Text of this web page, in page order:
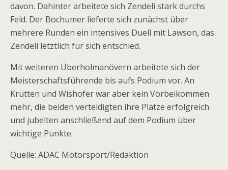
davon. Dahinter arbeitete sich Zendeli stark durchs
Feld. Der Bochumer lieferte sich zunächst über
mehrere Runden ein intensives Duell mit Lawson, das
Zendeli letztlich für sich entschied.
Mit weiteren Überholmanövern arbeitete sich der
Meisterschaftsführende bis aufs Podium vor. An
Krütten und Wishofer war aber kein Vorbeikommen
mehr, die beiden verteidigten ihre Plätze erfolgreich
und jubelten anschließend auf dem Podium über
wichtige Punkte.
Quelle: ADAC Motorsport/Redaktion